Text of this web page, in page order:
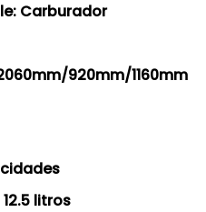
Carburador
920mm/1160mm
litros